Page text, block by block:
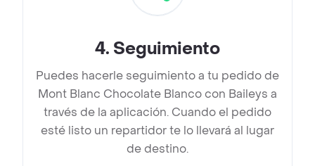
4. Seguimiento
Puedes hacerle seguimiento a tu pedido de
Mont Blanc Chocolate Blanco con Baileys a
través de la aplicación. Cuando el pedido
esté listo un repartidor te lo llevará al lugar
de destino.